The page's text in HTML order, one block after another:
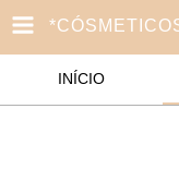
INÍCIO